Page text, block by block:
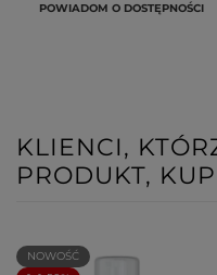
POWIADOM O DOSTĘPNOŚCI
KLIENCI,
PRODUKT,
NOWOŚĆ